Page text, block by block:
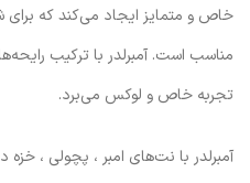
خاص و متمایز ایجاد می‌کند که
مناسب است. آمبرلدر با ترکیب
تجربه خاص و لوکس می‌برد.
آمبرلدر با نت‌های امبر ، پچولی ،